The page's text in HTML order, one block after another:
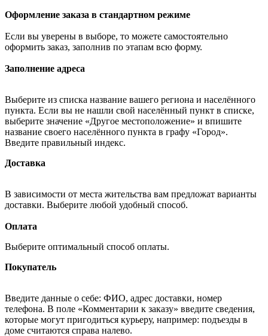
Оформление заказа в стандартном режиме
Если вы уверены в выборе, то можете самостоятельно
оформить заказ, заполнив по этапам всю форму.
Заполнение адреса
Выберите из списка название вашего региона и населённого
пункта. Если вы не нашли свой населённый пункт в списке,
выберите значение «Другое местоположение» и впишите
название своего населённого пункта в графу «Город».
Введите правильный индекс.
Доставка
В зависимости от места жительства вам предложат варианты
доставки. Выберите любой удобный способ.
Оплата
Выберите оптимальный способ оплаты.
Покупатель
Введите данные о себе: ФИО, адрес доставки, номер
телефона. В поле «Комментарии к заказу» введите сведения,
которые могут пригодиться курьеру, например: подъезды в
доме считаются справа налево.